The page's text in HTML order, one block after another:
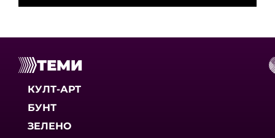
ТЕМИ
КУЛТ-АРТ
БУНТ
ЗЕЛЕНО